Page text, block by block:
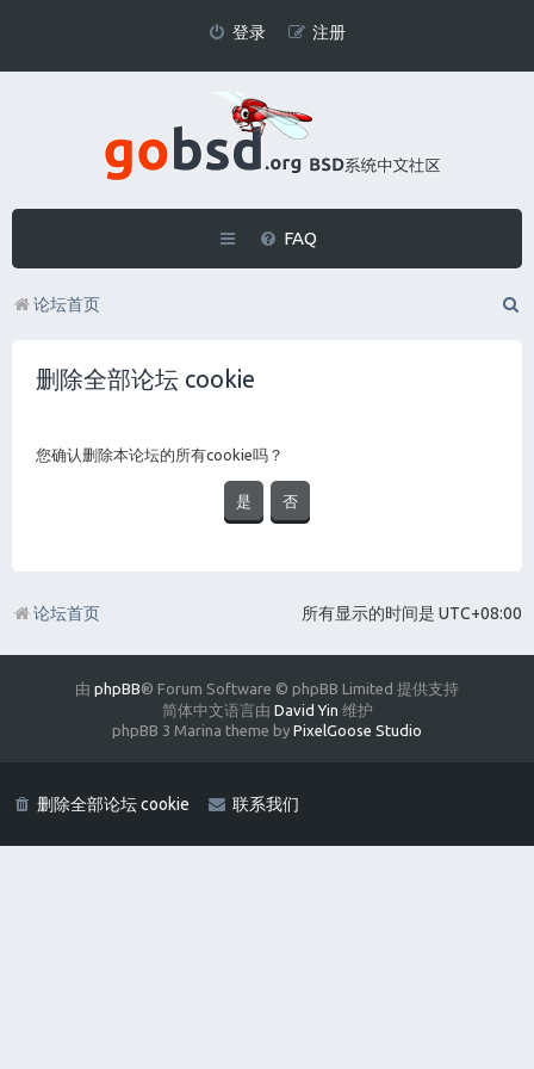
登录 注册
FAQ
论坛首页
删除全部论坛 cookie
您确认删除本论坛的所有cookie吗？
所有显示的时间是 UTC+08:00
论坛首页
由 phpBB® Forum Software © phpBB Limited 提供支持
简体中文语言由 David Yin 维护
phpBB 3 Marina theme by PixelGoose Studio
删除全部论坛 cookie 联系我们